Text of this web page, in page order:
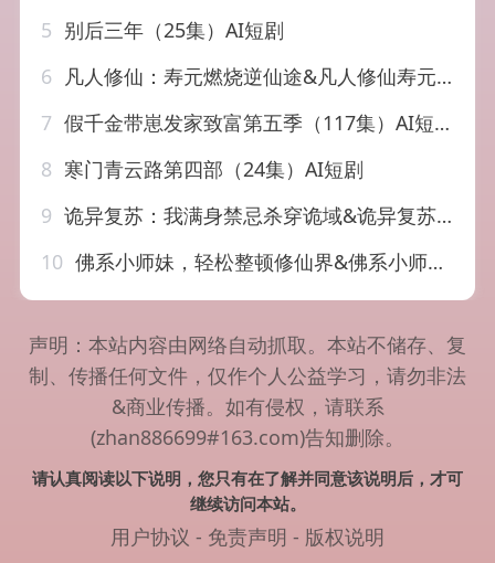
5 别后三年（25集）AI短剧
6 凡人修仙：寿元燃烧逆仙途&凡人修仙寿元燃烧逆仙途（97集）AI短剧
7 假千金带崽发家致富第五季（117集）AI短剧
8 寒门青云路第四部（24集）AI短剧
9 诡异复苏：我满身禁忌杀穿诡域&诡异复苏我满身禁忌杀穿诡域（48集）AI短剧
10 佛系小师妹，轻松整顿修仙界&佛系小师妹轻松整顿修仙界（46集）AI短剧
声明：本站内容由网络自动抓取。本站不储存、复
制、传播任何文件，仅作个人公益学习，请勿非法
&商业传播。如有侵权，请联系
(zhan886699#163.com)告知删除。
请认真阅读以下说明，您只有在了解并同意该说明后，才可
继续访问本站。
用户协议 - 免责声明 - 版权说明